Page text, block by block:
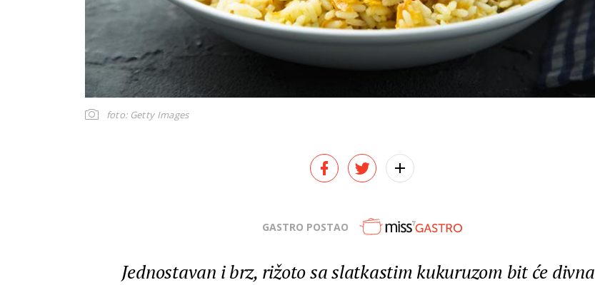
foto: Getty Images
GASTRO POSTAO
Jednostavan i brz, rižoto sa slatkastim kukuruzom bit će divna